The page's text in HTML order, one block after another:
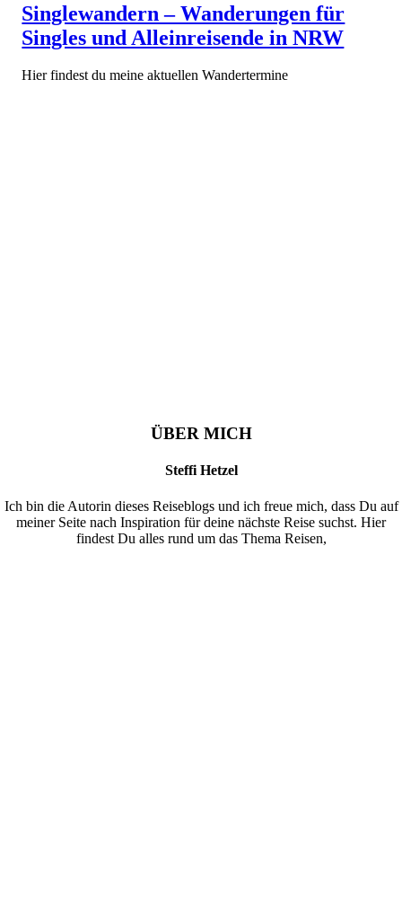
Singlewandern – Wanderungen für
Singles und Alleinreisende in NRW
Hier findest du meine aktuellen Wandertermine
ÜBER MICH
Steffi Hetzel
Ich bin die Autorin dieses Reiseblogs und ich freue mich, dass Du auf
meiner Seite nach Inspiration für deine nächste Reise suchst. Hier
findest Du alles rund um das Thema Reisen,